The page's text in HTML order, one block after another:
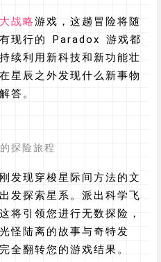
大战略游戏，这趟冒险将随
现行的 Paradox 游戏都
续利用新科技和新功能壮
星辰之外发现什么新事物
答。
探险旅程
现穿梭星际间方法的文
发探索星系。派出科学飞
将引领您进行无数探险，
怪陆离的故事与奇特发
全翻转您的游戏结果。